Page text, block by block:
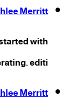
Merritt
with
editi...
Merritt